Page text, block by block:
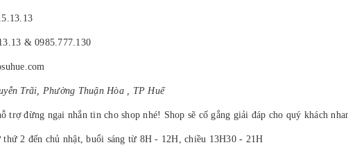
& 0985.777.130
Trãi, Phường Thuận Hòa , TP Huế
trợ đừng ngại nhắn tin cho shop nhé! Shop sẽ cố gắng giải đáp cho quý khách
thứ 2 đến chủ nhật, buổi sáng từ 8H - 12H, chiều 13H30 - 21H